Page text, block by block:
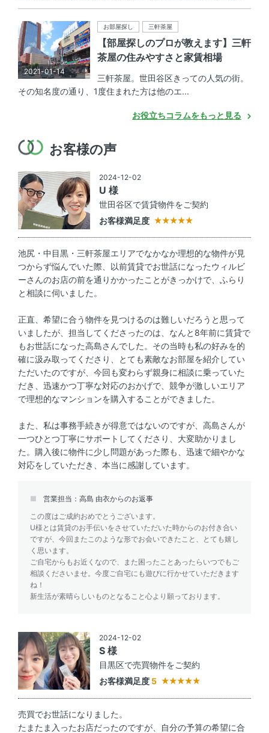
2021-01-14
お部屋探し 三軒茶屋
【部屋探しのプロが教えます】三軒
茶屋の住みやすさと家賃相場
三軒茶屋。世田谷区きっての人気の街。
その知名度の通り、1度住まれた方は他のエ...
お役立ちコラムをもっと見る
お客様の声
2024-12-02
U 様
世田谷区で賃貸物件をご契約
お客様満足度
池尻・中目黒・三軒茶屋エリアでなかなか理想的な物件が見
つからず悩んでいた際、以前賃貸でお世話になったウィルビ
ーさんのお店の前を通りかかったことがきっかけで、ふらり
と相談に伺いました。
正直、希望に合う物件を見つけるのは難しいだろうと思って
いましたが、担当してくださったのは、なんと8年前に賃貸で
もお世話になった高島さんでした。その当時も私の好みを的
確に汲み取ってくださり、とても素敵なお部屋を紹介してい
ただいたのですが、今回も変わらず親身に相談に乗っていた
だき、迅速かつ丁寧な対応のおかげで、競争が激しいエリア
で理想的なマンションを購入することができました。
また、私は事務手続きが得意ではないのですが、高島さんが
一つひとつ丁寧にサポートしてくださり、大変助かりまし
た。購入後に物件に少し問題があった際も、迅速で細やかな
対応をしていただき、本当に感謝しています。
営業担当：高島 由衣からのお返事
この度はご成約おめでとうございます。
U様とは賃貸のお手伝いをさせていただいた時からのお付き合い
ですが、今回またこのような形でお会いできたこと、とても嬉し
く思います。
ご自宅からもお近くなので、また困ったことあったらいつでもご
相談くださいませ。今度ご自宅にも遊びに行かせていただきます
ね！
新生活が素晴らしいものとなること心より願っております。
2024-12-02
S 様
目黒区で売買物件をご契約
お客様満足度 5
売買でお世話になりました。
たまたま入ったお店だったのですが、自分の予算の希望に合